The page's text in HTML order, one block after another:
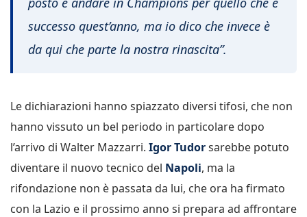
successo quest’anno, ma io dico che invece è
da qui che parte la nostra rinascita”.
Le dichiarazioni hanno spiazzato diversi tifosi, che non
hanno vissuto un bel periodo in particolare dopo
l’arrivo di Walter Mazzarri. Igor Tudorsarebbe potuto
diventare il nuovo tecnico del Napoli, ma la
rifondazione non è passata da lui, che ora ha firmato
con la Lazio e il prossimo anno si prepara ad affrontare